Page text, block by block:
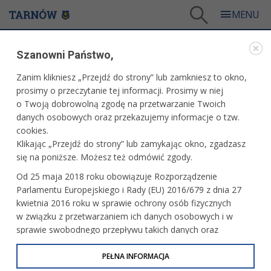
Centrum Sztuki Mościce w Tarnowie zaprasza na - musical "Skrzypek na dachu"
WARTO PRZECZYTAĆ
CENTRUM SZTUKI MOŚCICE W TARNOWIE
ZAPRASZA NA - MUSICAL "SKRZYPEK NA DACHU"
22.02.2011, 14:40
Musical "Skrzypek na dachu" to arcydzieło gatunku będące
adaptacją książki Szolema Alejchema, opowiadającą
o losach żydowskiej rodziny, skazanej na wygnanie
z rodzinnej wsi w carskiej Rosji. Swój sukces zawdzięcza
w dużej mierze walorom libretta, które pieczołowicie
odtwarza atmosferę i koloryt małej żydowskiej wioski
z początku XX wieku. Skrzypek na dachu jest także obrazem
przemian w świecie, upadania tradycji, która nie wytrzymuje
Szanowni Państwo,
Zanim klikniesz „Przejdź do strony” lub zamkniesz to okno,
prosimy o przeczytanie tej informacji. Prosimy w niej
o Twoją dobrowolną zgodę na przetwarzanie Twoich
danych osobowych oraz przekazujemy informacje o tzw.
cookies.
Klikając „Przejdź do strony” lub zamykając okno, zgadzasz
się na poniższe. Możesz też odmówić zgody.
Od 25 maja 2018 roku obowiązuje Rozporządzenie
Parlamentu Europejskiego i Rady (EU) 2016/679 z dnia 27
kwietnia 2016 roku w sprawie ochrony osób fizycznych
w związku z przetwarzaniem ich danych osobowych i w
sprawie swobodnego przepływu takich danych oraz
uchylenia dyrektywy 95/46/WE (określane jako RODO, GDPR
lub Ogólne Rozporządzenie o Ochronie Danych
PEŁNA INFORMACJA